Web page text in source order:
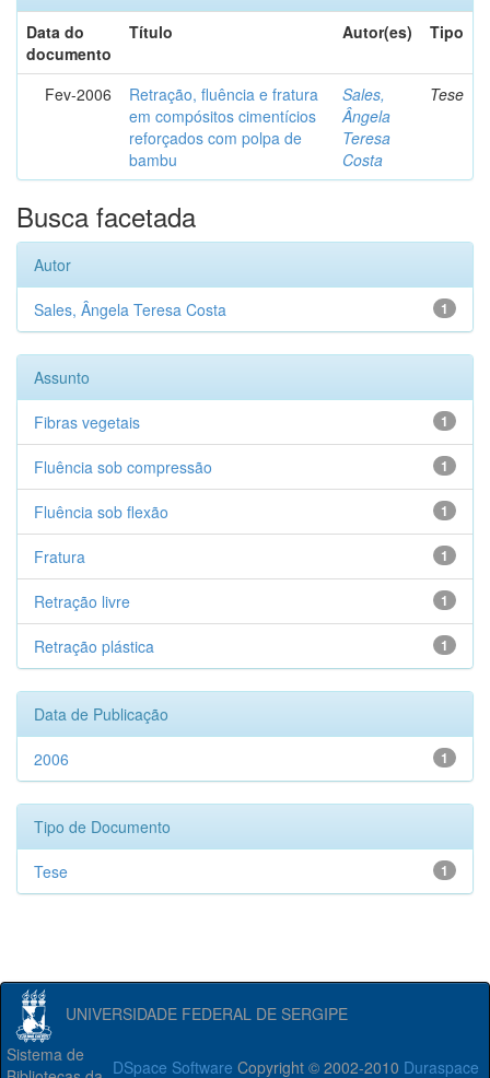
Data do
documento
Título Autor(es) Tipo
Fev-2006
Retração, fluência e fratura
em compósitos cimentícios
reforçados com polpa de
bambu
Sales,
Ângela
Teresa
Costa
Tese
Busca facetada
Autor
1
Sales, Ângela Teresa Costa
Assunto
1
Fibras vegetais
1
Fluência sob compressão
1
Fluência sob flexão
1
Fratura
1
Retração livre
1
Retração plástica
Data de Publicação
1
2006
Tipo de Documento
1
Tese
UNIVERSIDADE FEDERAL DE SERGIPE
DSpace Software Copyright © 2002-2010 Duraspace
Sistema de